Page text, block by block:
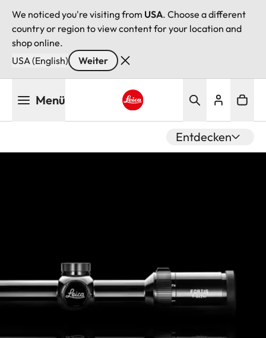
We noticed you're visiting from USA. Choose a different
country or region to view content for your location and
shop online.
USA (English)
Weiter
Menü
Entdecken